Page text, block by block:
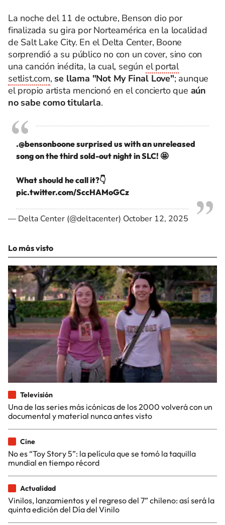
La noche del 11 de octubre, Benson dio por
finalizada su gira por Norteamérica en la localidad
de Salt Lake City. En el Delta Center, Boone
sorprendió a su público no con un cover, sino con
una canción inédita, la cual, según el portal
setlist.com, se llama "Not My Final Love"; aunque
el propio artista mencionó en el concierto que aún
no sabe como titularla.
.@bensonboonesurprised us with an unreleased
song on the third sold-out night in SLC! 🤩
What should he call it?👇
pic.twitter.com/SccHAMoGCz
— Delta Center (@deltacenter) October 12, 2025
Lo más visto
Televisión
Una de las series más icónicas de los 2000 volverá con un
documental y material nunca antes visto
Cine
No es “Toy Story 5”: la película que se tomó la taquilla
mundial en tiempo récord
Actualidad
Vinilos, lanzamientos y el regreso del 7” chileno: así será la
quinta edición del Día del Vinilo